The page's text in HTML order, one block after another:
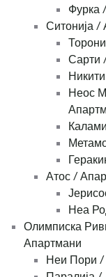
Фурка
Ситонија /
Сарти
Неос
Атос /
Неа
Олимписка
Апартмани
Неи Пори /